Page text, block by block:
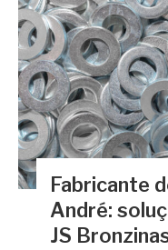
Fabricante
André:
JS